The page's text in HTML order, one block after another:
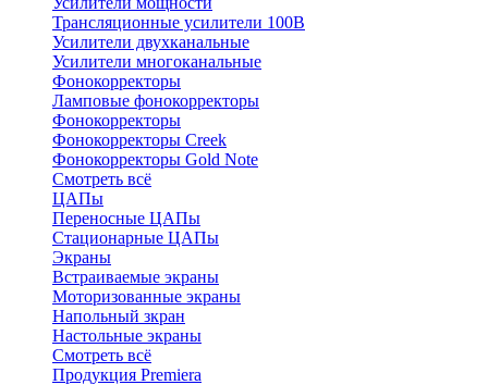
Трансляционные усилители 100В
Усилители двухканальные
Усилители многоканальные
Фонокорректоры
Ламповые фонокорректоры
Фонокорректоры
Фонокорректоры Creek
Фонокорректоры Gold Note
Смотреть всё
ЦАПы
Переносные ЦАПы
Стационарные ЦАПы
Экраны
Встраиваемые экраны
Моторизованные экраны
Напольный зкран
Настольные экраны
Смотреть всё
Продукция Premiera